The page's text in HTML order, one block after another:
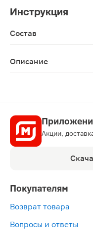
Инструкция
Состав
Описание
Акции,
Покупателям
Возврат товара
Вопросы и ответы